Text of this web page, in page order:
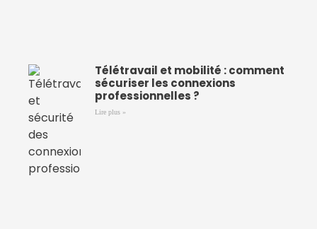
Télétravail et mobilité : comment
sécuriser les connexions
professionnelles ?
Lire plus »